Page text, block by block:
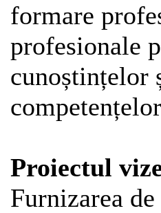
formare
profesionale
cunoștințelor
Proiectul
Furnizarea